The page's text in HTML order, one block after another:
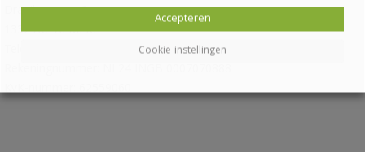
Draaibrugweg 2
1332 AC ALMERE
KvK-nummer: 62559060
Cookie instellingen
Accepteren